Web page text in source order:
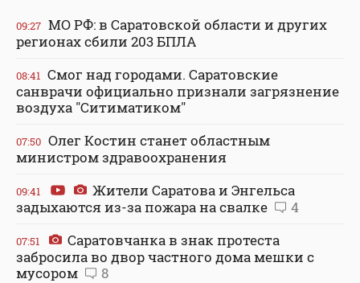
09:27 МО РФ: в Саратовской области и других
регионах сбили 203 БПЛА
08:41 Смог над городами. Саратовские
санврачи официально признали загрязнение
воздуха "Ситиматиком"
07:50 Олег Костин станет областным
министром здравоохранения
09:41
Жители Саратова и Энгельса
задыхаются из-за пожара на свалке
4
07:51
Саратовчанка в знак протеста
забросила во двор частного дома мешки с
мусором
8